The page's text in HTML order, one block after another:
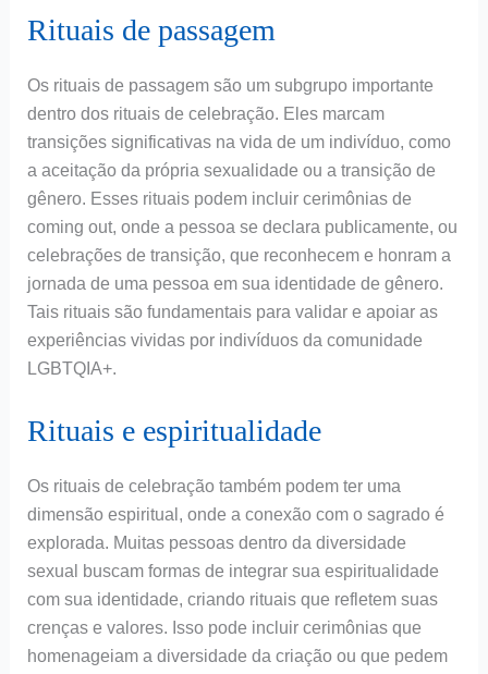
Rituais de passagem
Os rituais de passagem são um subgrupo importante
dentro dos rituais de celebração. Eles marcam
transições significativas na vida de um indivíduo, como
a aceitação da própria sexualidade ou a transição de
gênero. Esses rituais podem incluir cerimônias de
coming out, onde a pessoa se declara publicamente, ou
celebrações de transição, que reconhecem e honram a
jornada de uma pessoa em sua identidade de gênero.
Tais rituais são fundamentais para validar e apoiar as
experiências vividas por indivíduos da comunidade
LGBTQIA+.
Rituais e espiritualidade
Os rituais de celebração também podem ter uma
dimensão espiritual, onde a conexão com o sagrado é
explorada. Muitas pessoas dentro da diversidade
sexual buscam formas de integrar sua espiritualidade
com sua identidade, criando rituais que refletem suas
crenças e valores. Isso pode incluir cerimônias que
homenageiam a diversidade da criação ou que pedem